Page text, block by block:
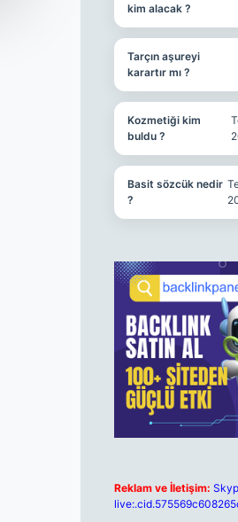
kim alacak ?
Tarçın aşureyi
karartır mı ?
Kozmetiği kim
buldu ?
Basit sözcük nedir
?
Reklam ve İletişim: